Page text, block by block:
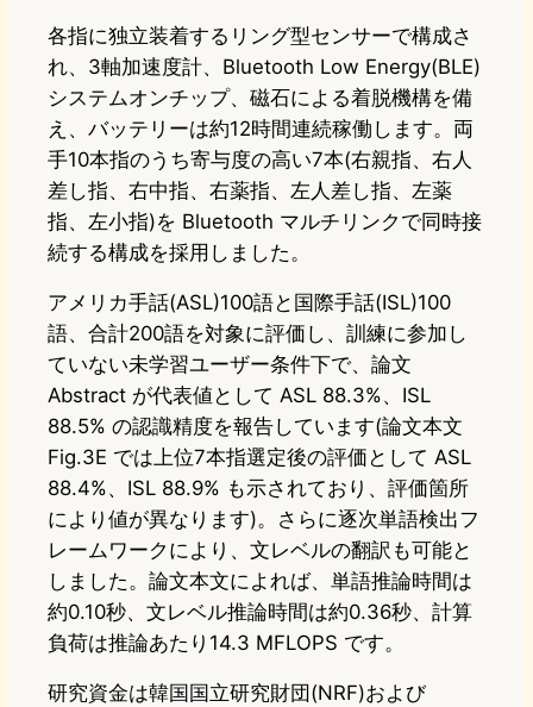
各指に独立装着するリング型センサーで構成さ
れ、3軸加速度計、Bluetooth Low Energy(BLE)
システムオンチップ、磁石による着脱機構を備
え、バッテリーは約12時間連続稼働します。両
手10本指のうち寄与度の高い7本(右親指、右人
差し指、右中指、右薬指、左人差し指、左薬
指、左小指)を Bluetooth マルチリンクで同時接
続する構成を採用しました。
アメリカ手話(ASL)100語と国際手話(ISL)100
語、合計200語を対象に評価し、訓練に参加し
ていない未学習ユーザー条件下で、論文
Abstract が代表値として ASL 88.3%、ISL
88.5% の認識精度を報告しています(論文本文
Fig.3E では上位7本指選定後の評価として ASL
88.4%、ISL 88.9% も示されており、評価箇所
により値が異なります)。さらに逐次単語検出フ
レームワークにより、文レベルの翻訳も可能と
しました。論文本文によれば、単語推論時間は
約0.10秒、文レベル推論時間は約0.36秒、計算
負荷は推論あたり14.3 MFLOPS です。
研究資金は韓国国立研究財団(NRF)および